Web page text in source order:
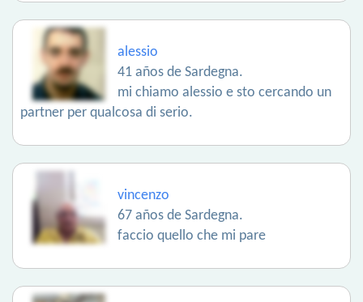
alessio
41 años de Sardegna.
mi chiamo alessio e sto cercando un
partner per qualcosa di serio.
vincenzo
67 años de Sardegna.
faccio quello che mi pare